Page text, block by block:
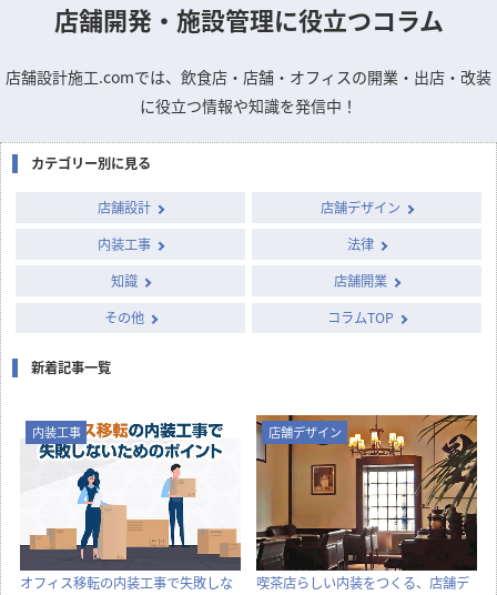
店舗開発・施設管理に役立つコラム
店舗設計施工.comでは、飲食店・店舗・オフィスの開業・出店・改装
に役立つ情報や知識を発信中！
カテゴリー別に見る
店舗設計
店舗デザイン
内装工事
法律
知識
店舗開業
その他
コラムTOP
新着記事一覧
内装工事
オフィス移転の内装工事で失敗しな
店舗デザイン
喫茶店らしい内装をつくる、店舗デ